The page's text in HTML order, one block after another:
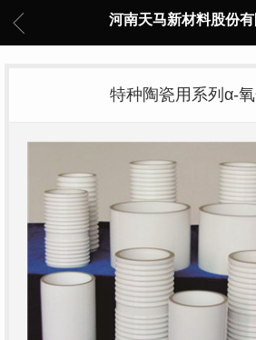
河南天马新材料股份有
特种陶瓷用系列α-